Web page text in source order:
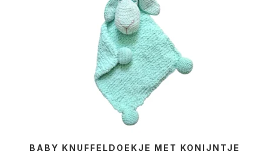
BABY KNUFFELDOEKJE MET KONIJNTJE